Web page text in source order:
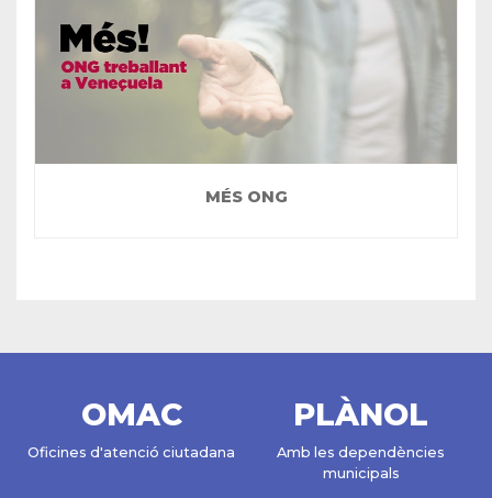
MÉS ONG
OMAC
Oficines d'atenció ciutadana
PLÀNOL
Amb les dependències
municipals